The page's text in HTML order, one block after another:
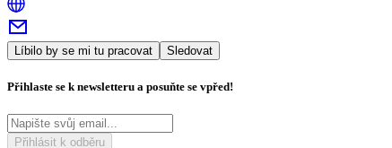
Líbilo by se mi tu pracovat Sledovat
Přihlaste se k newsletteru a posuňte se vpřed!
Přihlásit k odběru